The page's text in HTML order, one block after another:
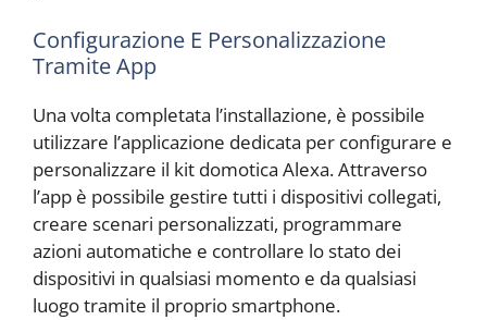
Configurazione E Personalizzazione
Tramite App
Una volta completata l’installazione, è possibile
utilizzare l’applicazione dedicata per configurare e
personalizzare il kit domotica Alexa. Attraverso
l’app è possibile gestire tutti i dispositivi collegati,
creare scenari personalizzati, programmare
azioni automatiche e controllare lo stato dei
dispositivi in qualsiasi momento e da qualsiasi
luogo tramite il proprio smartphone.